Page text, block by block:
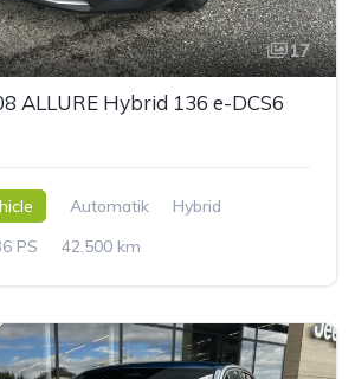
17
ALLURE Hybrid 136 e-DCS6
Automatik
Hybrid
PS 42.500 km